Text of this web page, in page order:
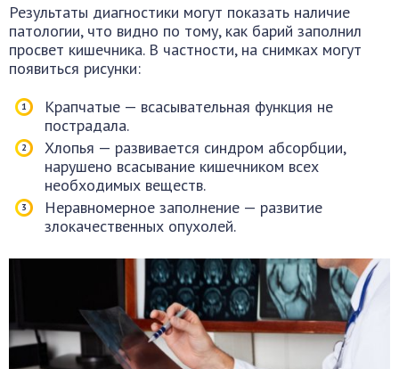
Результаты диагностики могут показать наличие
патологии, что видно по тому, как барий заполнил
просвет кишечника. В частности, на снимках могут
появиться рисунки:
Крапчатые — всасывательная функция не
пострадала.
Хлопья — развивается синдром абсорбции,
нарушено всасывание кишечником всех
необходимых веществ.
Неравномерное заполнение — развитие
злокачественных опухолей.